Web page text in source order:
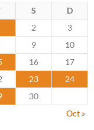
S
D
2
3
9
10
16
17
23
24
30
Oct »